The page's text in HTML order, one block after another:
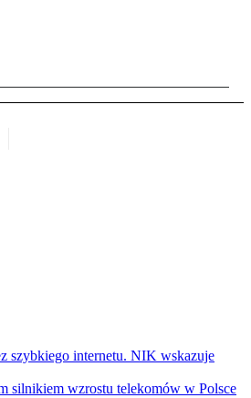
szybkiego internetu. NIK wskazuje
silnikiem wzrostu telekomów w Polsce